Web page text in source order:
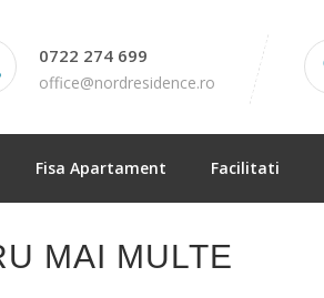
0722 274 699
office@nordresidence.ro
Fisa Apartament Facilitati
MAI MULTE